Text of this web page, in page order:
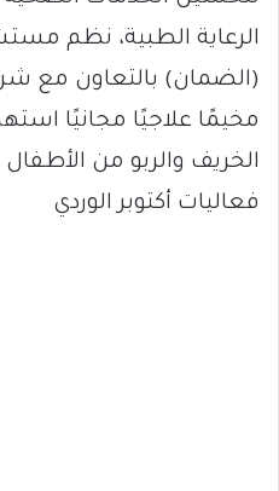
الرعاية الطبية، نظم
(الضمان) بالتعاون مع
مخيمًا علاجيًا مجانيًا
الخريف والربو من
فعاليات أكتوبر الوردي